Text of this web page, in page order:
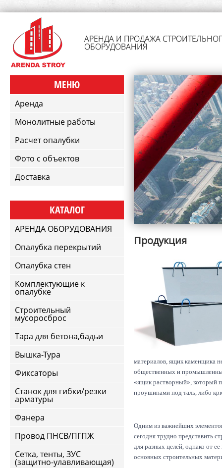
АРЕНДА И ПРОДАЖА
ОБОРУДОВАНИЯ
МЕНЮ
Аренда
Монолитные работы
Расчет опалубки
Фото с объектов
Доставка
КАТАЛОГ
АРЕНДА ОБОРУДОВАНИЯ
Опалубка перекрытий
Опалубка стен
Комплектующие к
опалубке
Строительный
мусоросброс
Тара для бетона,бадьи
Вышка-Тура
Фиксаторы
Станок для гибки/резки
арматуры
Фанера
Провод ПНСВ/ПГПЖ
Сетка, тенты, ЗУС
(защитно-улавливающая)
Продукция
материалов, ящик каменщика
общественных и
«ящик растворный», который
проушинами под таль, либо
Одним из важнейших
сегодня трудно представить
для разных целей, однако от
основных строительных